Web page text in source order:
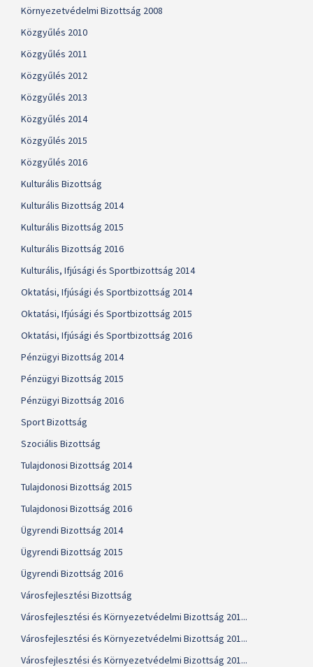
Környezetvédelmi Bizottság 2008
Közgyűlés 2010
Közgyűlés 2011
Közgyűlés 2012
Közgyűlés 2013
Közgyűlés 2014
Közgyűlés 2015
Közgyűlés 2016
Kulturális Bizottság
Kulturális Bizottság 2014
Kulturális Bizottság 2015
Kulturális Bizottság 2016
Kulturális, Ifjúsági és Sportbizottság 2014
Oktatási, Ifjúsági és Sportbizottság 2014
Oktatási, Ifjúsági és Sportbizottság 2015
Oktatási, Ifjúsági és Sportbizottság 2016
Pénzügyi Bizottság 2014
Pénzügyi Bizottság 2015
Pénzügyi Bizottság 2016
Sport Bizottság
Szociális Bizottság
Tulajdonosi Bizottság 2014
Tulajdonosi Bizottság 2015
Tulajdonosi Bizottság 2016
Ügyrendi Bizottság 2014
Ügyrendi Bizottság 2015
Ügyrendi Bizottság 2016
Városfejlesztési Bizottság
Városfejlesztési és Környezetvédelmi Bizottság 201...
Városfejlesztési és Környezetvédelmi Bizottság 201...
Városfejlesztési és Környezetvédelmi Bizottság 201...